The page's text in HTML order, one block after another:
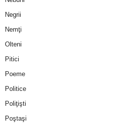
Negrii
Nemţi
Olteni
Pitici
Poeme
Politice
Poliţişti
Poştaşi